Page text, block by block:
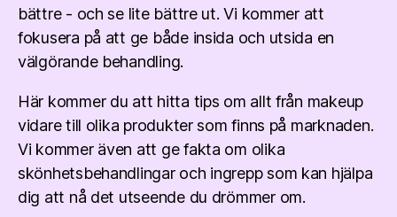
bättre - och se lite bättre ut. Vi kommer att
fokusera på att ge både insida och utsida en
välgörande behandling.
Här kommer du att hitta tips om allt från makeup
vidare till olika produkter som finns på marknaden.
Vi kommer även att ge fakta om olika
skönhetsbehandlingar och ingrepp som kan hjälpa
dig att nå det utseende du drömmer om.